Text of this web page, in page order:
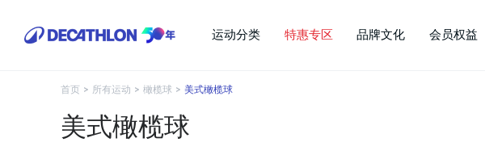
运动分类 特惠专区 品牌文化 会员权益
首页 > 所有运动 > 橄榄球 > 美式橄榄球
美式橄榄球